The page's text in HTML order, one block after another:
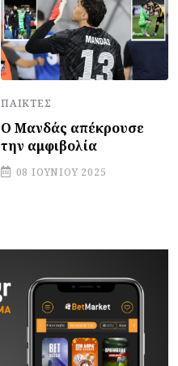
ΠΑΊΚΤΕΣ
Ο Μανδάς απέκρουσε
την αμφιβολία
08 ΙΟΥΝΊΟΥ 2025